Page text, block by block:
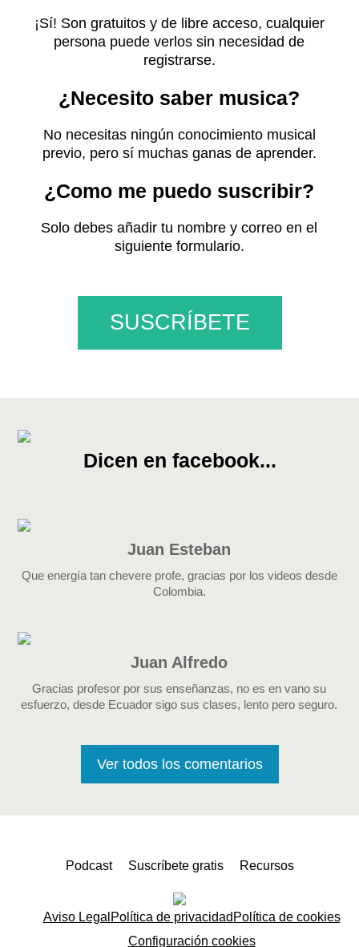
¡Sí! Son gratuitos y de libre acceso, cualquier
persona puede verlos sin necesidad de
registrarse.
¿Necesito saber musica?
No necesitas ningún conocimiento musical
previo, pero sí muchas ganas de aprender.
¿Como me puedo suscribir?
Solo debes añadir tu nombre y correo en el
siguiente formulario.
SUSCRÍBETE
Dicen en facebook...
Juan Esteban
Que energía tan chevere profe, gracias por los videos desde
Colombia.
Juan Alfredo
Gracias profesor por sus enseñanzas, no es en vano su
esfuerzo, desde Ecuador sigo sus clases, lento pero seguro.
Ver todos los comentarios
Podcast Suscríbete gratis Recursos
Aviso Legal Política de privacidad Política de cookies
Configuración cookies